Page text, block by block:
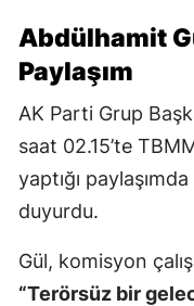
Abdülhamit
Paylaşım
AK Parti Grup
saat 02.15’te
yaptığı
duyurdu.
Gül, komisyon
“Terörsüz bir